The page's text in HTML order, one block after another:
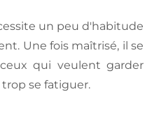
un peu d'habitude
Une fois maîtrisé, il se
qui veulent garder
se fatiguer.